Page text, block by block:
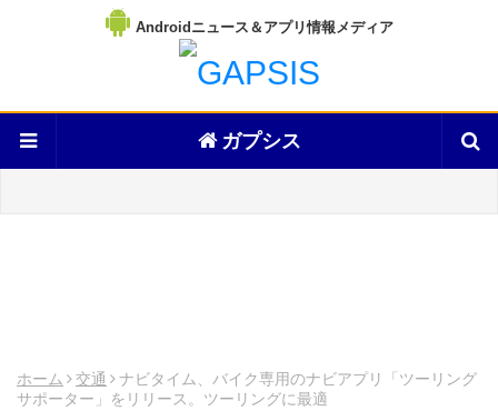
Androidニュース＆アプリ情報メディア
ガプシス
ホーム 交通
ナビタイム、バイク専用のナビアプリ「ツーリング
サポーター」をリリース。ツーリングに最適